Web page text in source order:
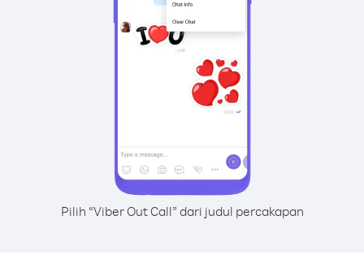
Pilih “Viber Out Call” dari judul percakapan